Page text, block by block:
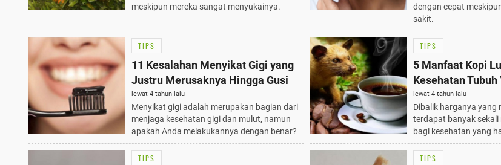
meskipun mereka sangat menyukainya.
dengan cepat
sakit.
TIPS
11 Kesalahan Menyikat Gigi yang
Justru Merusaknya Hingga Gusi
lewat 4 tahun lalu
Menyikat gigi adalah merupakan bagian dari
menjaga kesehatan gigi dan mulut, namun
apakah Anda melakukannya dengan benar?
TIPS
5 Manfaat Kopi
Kesehatan
Diketahui
lewat 4 tahun lalu
Dibalik harganya yang
terdapat banyak
bagi kesehatan yang
TIPS TIPS